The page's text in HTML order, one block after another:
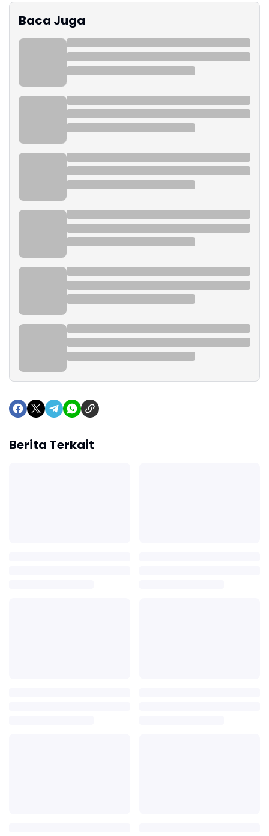
Baca Juga
Berita Terkait